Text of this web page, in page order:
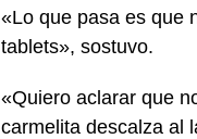
«Lo que pasa es que
tablets», sostuvo.
«Quiero aclarar que
carmelita descalza al